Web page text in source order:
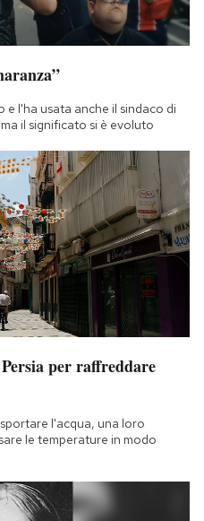
e l'ha usata anche il sindaco di
il significato si è evoluto
per raffreddare
l'acqua, una loro
le temperature in modo